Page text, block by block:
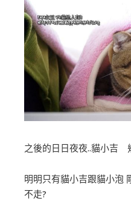
之後的日日夜夜..貓小吉
明明只有貓小吉跟貓小泡
不走?